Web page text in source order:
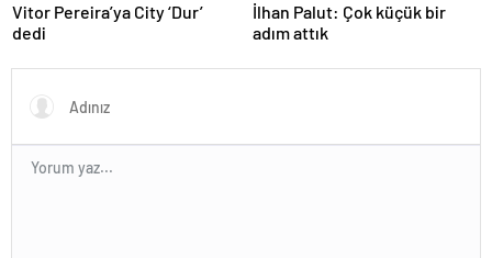
Vitor Pereira’ya City ‘Dur’
dedi
İlhan Palut: Çok küçük bir
adım attık